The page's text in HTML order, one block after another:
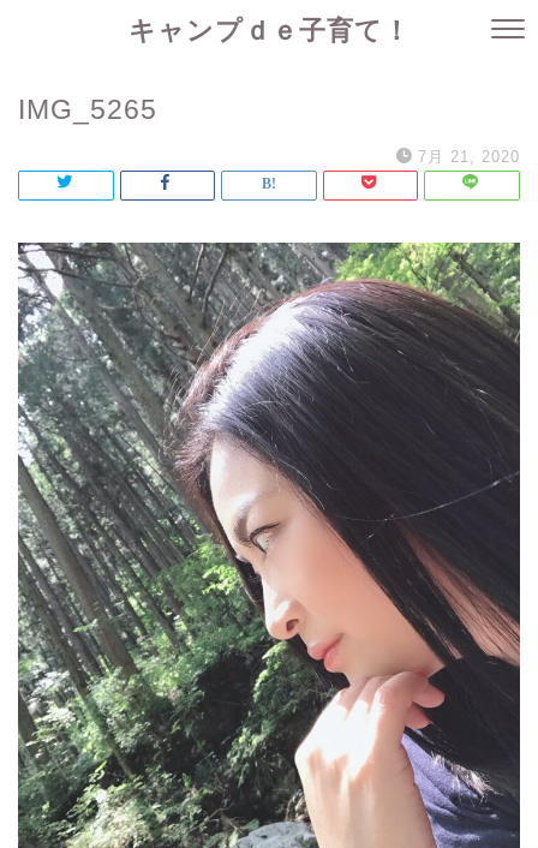
キャンプｄｅ子育て！
IMG_5265
7月 21, 2020